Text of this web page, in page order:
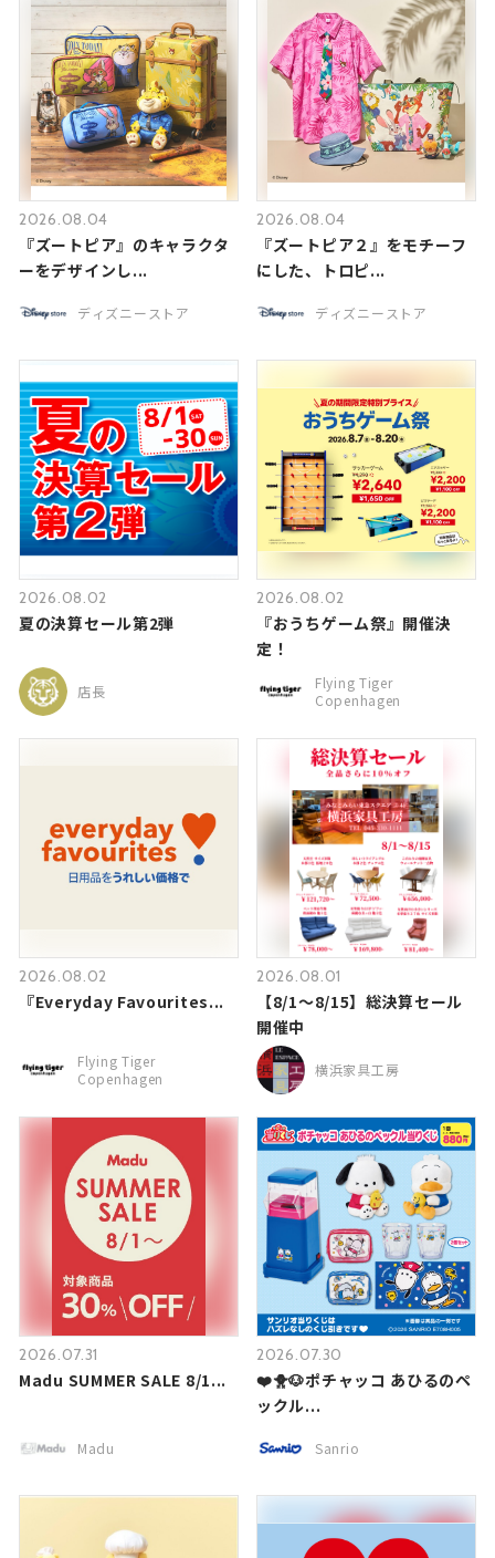
2026.08.04
『ズートピア』のキャラクタ
ーをデザインし...
ディズニーストア
2026.08.04
『ズートピア２』をモチーフ
にした、トロピ...
ディズニーストア
2026.08.02
夏の決算セール第2弾
店長
2026.08.02
『おうちゲーム祭』開催決
定！
Flying Tiger
Copenhagen
2026.08.02
『Everyday Favourites...
Flying Tiger
Copenhagen
2026.08.01
【8/1～8/15】総決算セール
開催中
横浜家具工房
2026.07.31
Madu SUMMER SALE 8/1...
Madu
2026.07.30
❤️🐥🐶ポチャッコ あひるのペ
ックル...
Sanrio